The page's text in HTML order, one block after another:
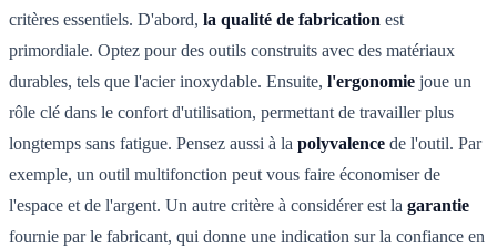
critères essentiels. D'abord, la qualité de fabrication est
primordiale. Optez pour des outils construits avec des matériaux
durables, tels que l'acier inoxydable. Ensuite, l'ergonomie joue un
rôle clé dans le confort d'utilisation, permettant de travailler plus
longtemps sans fatigue. Pensez aussi à la polyvalence de l'outil. Par
exemple, un outil multifonction peut vous faire économiser de
l'espace et de l'argent. Un autre critère à considérer est la garantie
fournie par le fabricant, qui donne une indication sur la confiance en